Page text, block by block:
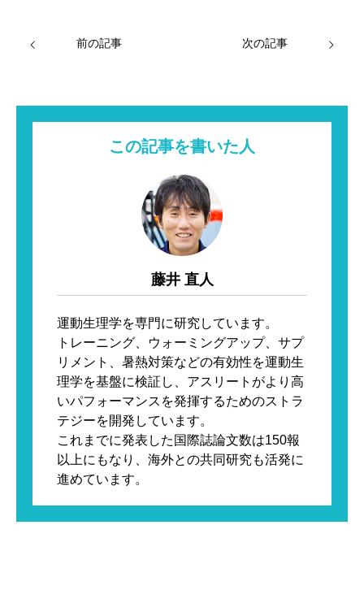
前の記事 次の記事
この記事を書いた人
藤井 直人
運動生理学を専門に研究しています。
トレーニング、ウォーミングアップ、サプ
リメント、暑熱対策などの有効性を運動生
理学を基盤に検証し、アスリートがより高
いパフォーマンスを発揮するためのストラ
テジーを開発しています。
これまでに発表した国際誌論文数は150報
以上にもなり、海外との共同研究も活発に
進めています。